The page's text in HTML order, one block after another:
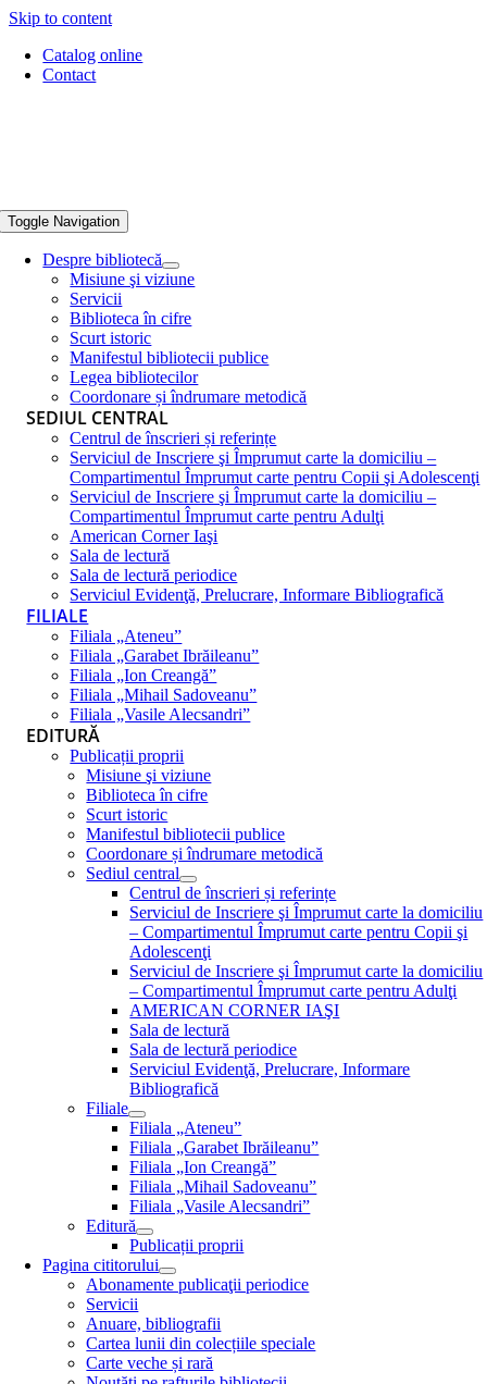
Skip to content
Catalog online
Contact
Toggle Navigation
Despre bibliotecă
Misiune şi viziune
Servicii
Biblioteca în cifre
Scurt istoric
Manifestul bibliotecii publice
Legea bibliotecilor
Coordonare și îndrumare metodică
SEDIUL CENTRAL
Centrul de înscrieri și referințe
Serviciul de Inscriere şi Împrumut carte la domiciliu –
Compartimentul Împrumut carte pentru Copii şi Adolescenţi
Serviciul de Inscriere şi Împrumut carte la domiciliu –
Compartimentul Împrumut carte pentru Adulţi
American Corner Iaşi
Sala de lectură
Sala de lectură periodice
Serviciul Evidenţă, Prelucrare, Informare Bibliografică
FILIALE
Filiala „Ateneu”
Filiala „Garabet Ibrăileanu”
Filiala „Ion Creangă”
Filiala „Mihail Sadoveanu”
Filiala „Vasile Alecsandri”
EDITURĂ
Publicații proprii
Misiune şi viziune
Biblioteca în cifre
Scurt istoric
Manifestul bibliotecii publice
Coordonare și îndrumare metodică
Sediul central
Centrul de înscrieri și referințe
Serviciul de Inscriere şi Împrumut carte la domiciliu
– Compartimentul Împrumut carte pentru Copii şi
Adolescenţi
Serviciul de Inscriere şi Împrumut carte la domiciliu
– Compartimentul Împrumut carte pentru Adulţi
AMERICAN CORNER IAŞI
Sala de lectură
Sala de lectură periodice
Serviciul Evidenţă, Prelucrare, Informare
Bibliografică
Filiale
Filiala „Ateneu”
Filiala „Garabet Ibrăileanu”
Filiala „Ion Creangă”
Filiala „Mihail Sadoveanu”
Filiala „Vasile Alecsandri”
Editură
Publicații proprii
Pagina cititorului
Abonamente publicaţii periodice
Servicii
Anuare, bibliografii
Cartea lunii din colecțiile speciale
Carte veche și rară